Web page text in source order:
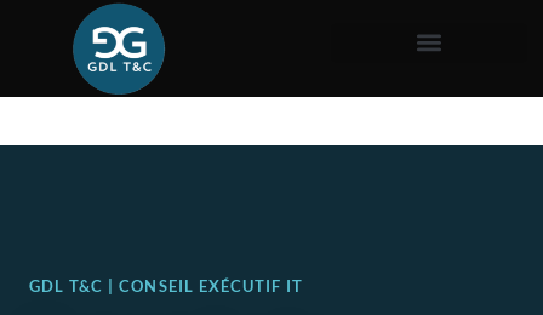
GDL T&C | CONSEIL EXÉCUTIF IT